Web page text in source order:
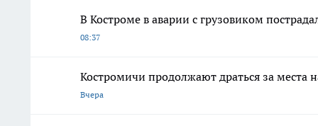
В Костроме в аварии с грузовиком
08:37
Костромичи продолжают драться за места
Вчера